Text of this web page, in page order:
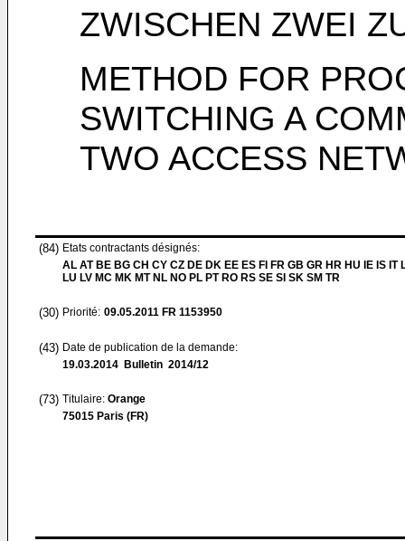
ZWISCHEN ZWEI
METHOD FOR
SWITCHING A
TWO ACCESS
(84) Etats contractants désignés:
AL AT BE BG CH CY CZ DE DK EE ES FI FR GB GR HR HU IE IS IT
LU LV MC MK MT NL NO PL PT RO RS SE SI SK SM TR
(30) Priorité: 09.05.2011 FR 1153950
(43) Date de publication de la demande:
19.03.2014 Bulletin 2014/12
(73) Titulaire: Orange
75015 Paris (FR)